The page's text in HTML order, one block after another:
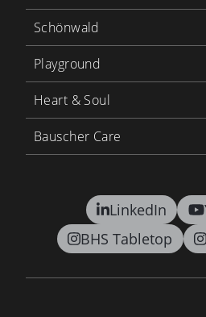
LinkedIn
BHS Tabletop
Schönwald
Playground
Heart & Soul
Bauscher Care